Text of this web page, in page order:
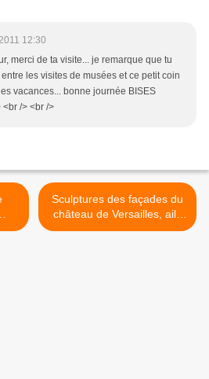
12:30
merci de ta visite... je remarque que tu
les visites de musées et ce petit coin
vacances... bonne journée BISES
<br /> <br />
Sculptures des façades du
château de Versailles, aile
du midi (1/8)) >